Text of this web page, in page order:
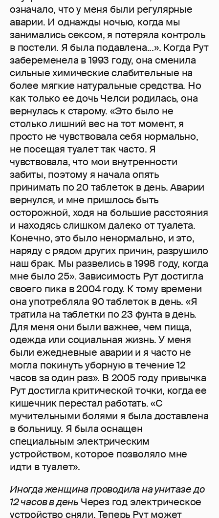
означало, что у меня были регулярные
аварии. И однажды ночью, когда мы
занимались сексом, я потеряла контроль
в постели. Я была подавлена...». Когда Рут
забеременела в 1993 году, она сменила
сильные химические слабительные на
более мягкие натуральные средства. Но
как только ее дочь Челси родилась, она
вернулась к старому. «Это было не
столько лишний вес на тот момент, я
просто не чувствовала себя нормально,
не посещая туалет так часто. Я
чувствовала, что мои внутренности
забиты, поэтому я начала опять
принимать по 20 таблеток в день. Аварии
вернулся, и мне пришлось быть
осторожной, ходя на большие расстояния
и находясь слишком далеко от туалета.
Конечно, это было ненормально, и это,
наряду с рядом других причин, разрушило
наш брак. Мы развелись в 1998 году, когда
мне было 25». Зависимость Рут достигла
своего пика в 2004 году. К тому времени
она употребляла 90 таблеток в день. «Я
тратила на таблетки по 23 фунта в день.
Для меня они были важнее, чем пища,
одежда или социальная жизнь. У меня
были ежедневные аварии и я часто не
могла покинуть уборную в течение 12
часов за один раз». В 2005 году привычка
Рут достигла критической точки, когда ее
кишечник перестал работать. «С
мучительными болями я была доставлена
в больницу. Я была оснащен
специальным электрическим
устройством, которое позволяло мне
идти в туалет».
Иногда женщина проводила на унитазе до
12 часов в день Через год электрическое
устройство сняли. Теперь Рут может